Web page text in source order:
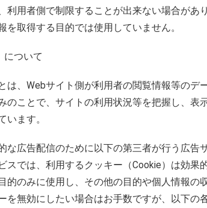
利用者側で制限することが出来ない場合があ
を取得する目的では使用していません。
について
は、Webサイト側が利用者の閲覧情報等のデ
のことで、サイトの利用状況等を把握し、表
います。
な広告配信のために以下の第三者が行う広告
スでは、利用するクッキー（Cookie）は効果
的のみに使用し、その他の目的や個人情報の
を無効にしたい場合はお手数ですが、以下の